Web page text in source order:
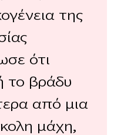
της
ότι
το βράδυ
από μια
μάχη,